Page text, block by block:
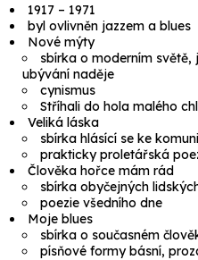
1917 – 1971
byl ovlivněn jazzem a blues
Nové mýty
sbírka o moderním
ubývání naděje
cynismus
Stříhali do hola malého
Veliká láska
sbírka hlásící se ke
prakticky proletářská
Člověka hořce mám rád
sbírka obyčejných
poezie všedního dne
Moje blues
sbírka o současném
písňové formy básní,